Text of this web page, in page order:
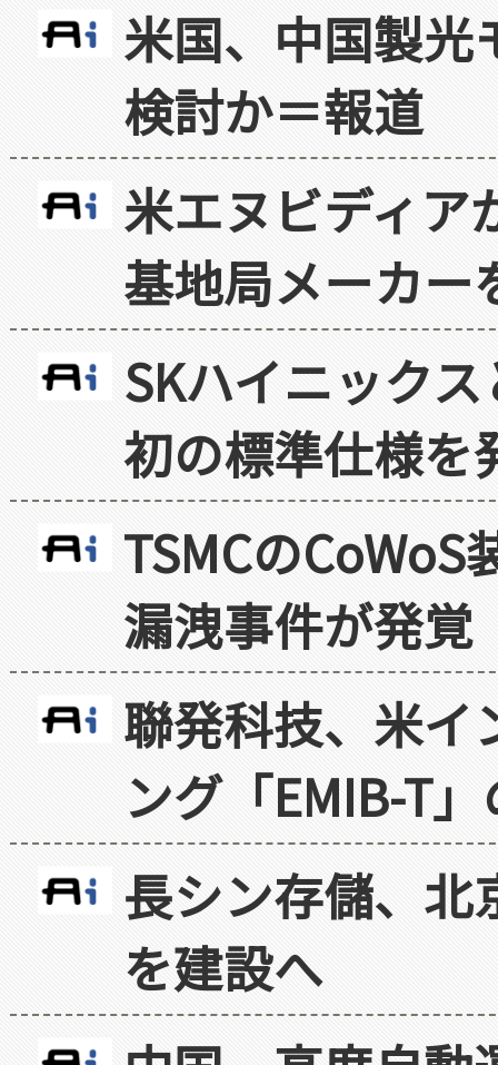
米国、中国製光
検討か＝報道
米エヌビディア
基地局メーカー
SKハイニック
初の標準仕様を
TSMCの
漏洩事件が発覚
聯発科技、米イ
ング「EMIB-T
長シン存儲、北
を建設へ